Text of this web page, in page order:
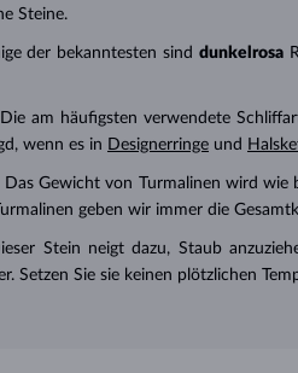
Steine.
der bekanntesten sind dunkelrosa
am häufigsten verwendete
wenn es in Designerringe und
Das Gewicht von Turmalinen wird wie
geben wir immer die
Stein neigt dazu, Staub
Setzen Sie sie keinen plötzlichen